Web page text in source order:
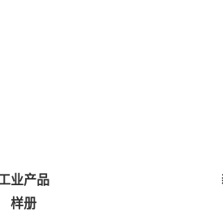
品
新闻